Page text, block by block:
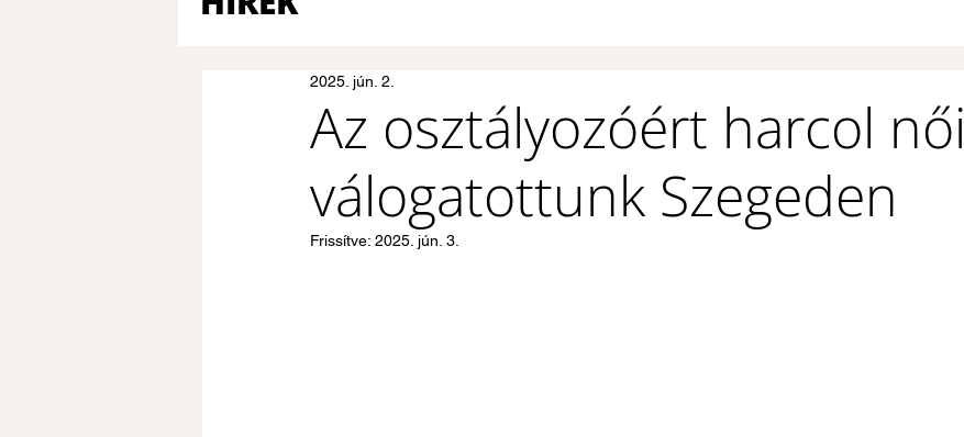
Az osztályozóért harcol női
válogatottunk Szegeden
2025. jún. 2.
Frissítve: 2025. jún. 3.